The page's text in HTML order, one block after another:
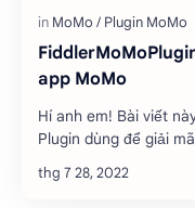
app MoMo
Hí anh em! Bài viết
Plugin dùng để giải mã traffic của app MoMo cực Hot! Link